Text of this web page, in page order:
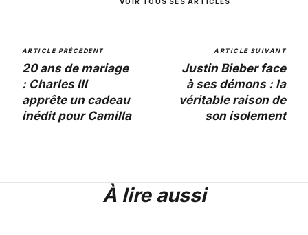
ARTICLE PRÉCÉDENT
20 ans de mariage
: Charles III
apprête un cadeau
inédit pour Camilla
ARTICLE SUIVANT
Justin Bieber face
à ses démons : la
véritable raison de
son isolement
À lire aussi